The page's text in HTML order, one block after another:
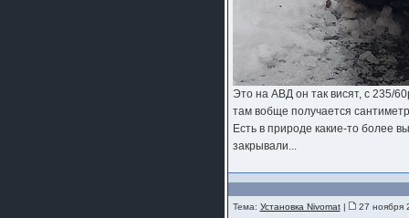
Это на АВД он так висят, с 235/
там вобще получается
Есть в природе какие-то более
закрывали...
Тема: Установка Nivomat| 27 ноября